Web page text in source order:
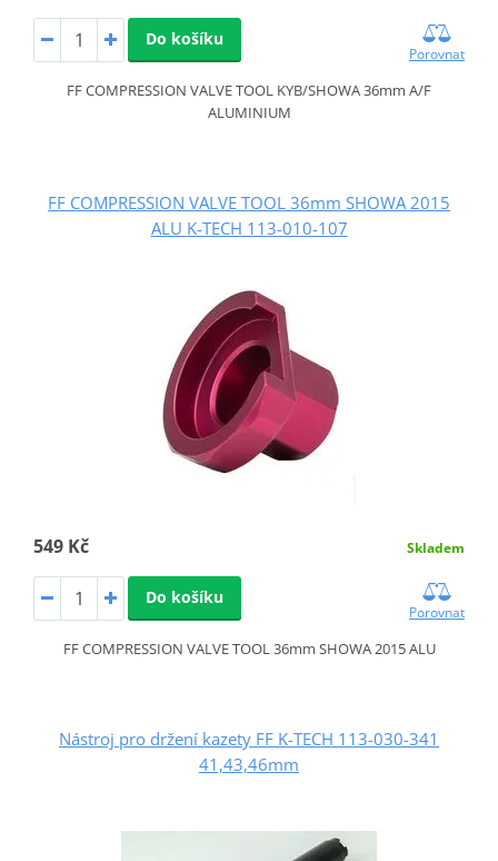
Do košíku
Porovnat
FF COMPRESSION VALVE TOOL KYB/SHOWA 36mm A/F
ALUMINIUM
FF COMPRESSION VALVE TOOL 36mm SHOWA 2015
ALU K-TECH 113-010-107
549 Kč Skladem
Do košíku
Porovnat
FF COMPRESSION VALVE TOOL 36mm SHOWA 2015 ALU
Nástroj pro držení kazety FF K-TECH 113-030-341
41,43,46mm